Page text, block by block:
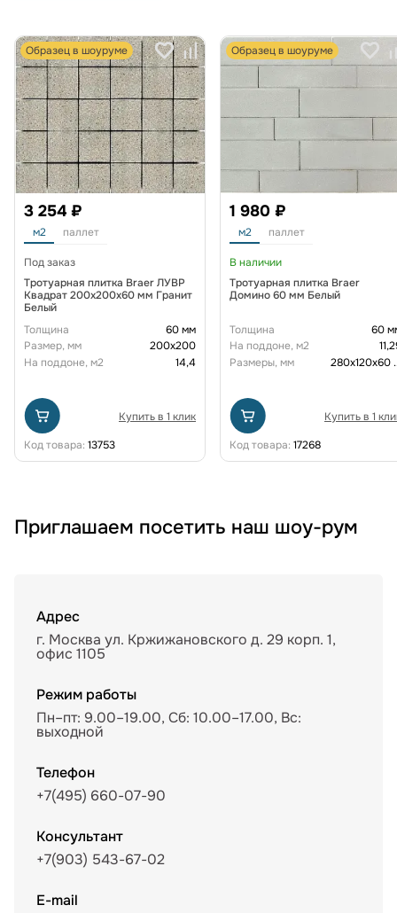
Образец в шоуруме
3 254 ₽
м2 паллет
Под заказ
Тротуарная плитка Braer ЛУВР
Квадрат 200х200х60 мм Гранит
Белый
Толщина
60 мм
Размер, мм
200х200
На поддоне, м2
14,4
Купить в 1 клик
Код товара: 13753
Образец в шоуруме
1 980 ₽
м2 паллет
В наличии
Тротуарная плитка Braer
Домино 60 мм Белый
Толщина
60
На поддоне, м2
Размеры, мм
280х120х60
Купить в 1
Код товара: 17268
Приглашаем посетить наш шоу-рум
Адрес
г. Москва ул. Кржижановского д. 29 корп. 1,
офис 1105
Режим работы
Пн–пт: 9.00–19.00, Сб: 10.00–17.00, Вс:
выходной
Телефон
+7(495) 660-07-90
Консультант
+7(903) 543-67-02
E-mail